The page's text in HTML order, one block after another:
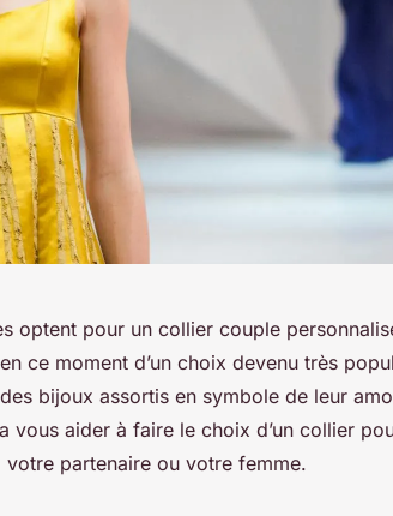
optent pour un collier couple
ce moment d’un choix devenu très
bijoux assortis en symbole de leur
vous aider à faire le choix d’un collier
partenaire ou votre femme.